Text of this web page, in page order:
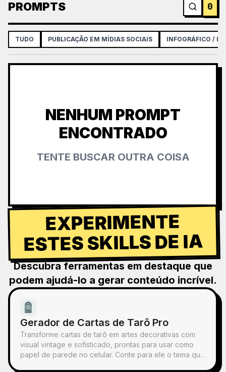
PROMPTS 0
TUDO PUBLICAÇÃO EM MÍDIAS SOCIAIS INFOGRÁFICO /
NENHUM PROMPT
ENCONTRADO
TENTE BUSCAR OUTRA COISA
EXPERIMENTE
ESTES SKILLS DE IA
Descubra ferramentas em destaque que
podem ajudá-lo a gerar conteúdo incrível.
Gerador de Cartas de Tarô Pro
Transforme cartas de tarô em artes decorativas com
visual vintage e sofisticado, prontas para usar como
papel de parede no celular. Conte para ele o tema que